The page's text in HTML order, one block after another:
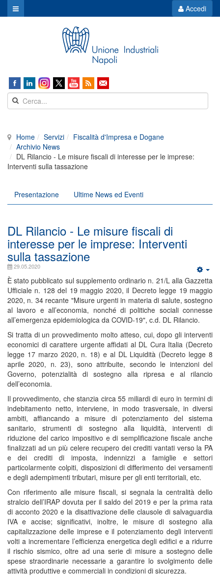
Accedi
Home Servizi
Fiscalità d'Impresa e Dogane
Archivio News
DL Rilancio - Le misure fiscali di interesse per le imprese:
Interventi sulla tassazione
Presentazione Ultime News ed Eventi
DL Rilancio - Le misure fiscali di
interesse per le imprese: Interventi
sulla tassazione
29.05.2020
È stato pubblicato sul supplemento ordinario n. 21/L alla Gazzetta
Ufficiale n. 128 del 19 maggio 2020, il Decreto legge 19 maggio
2020, n. 34 recante "Misure urgenti in materia di salute, sostegno
al lavoro e all’economia, nonché di politiche sociali connesse
all’emergenza epidemiologica da COVID-19", c.d. DL Rilancio.
Si tratta di un provvedimento molto atteso, cui, dopo gli interventi
economici di carattere urgente affidati al DL Cura Italia (Decreto
legge 17 marzo 2020, n. 18) e al DL Liquidità (Decreto legge 8
aprile 2020, n. 23), sono attribuite, secondo le intenzioni del
Governo, potenzialità di sostegno alla ripresa e al rilancio
dell’economia.
Il provvedimento, che stanzia circa 55 miliardi di euro in termini di
indebitamento netto, interviene, in modo trasversale, in diversi
ambiti, affiancando a misure di potenziamento del sistema
sanitario, strumenti di sostegno alla liquidità, interventi di
riduzione del carico impositivo e di semplificazione fiscale anche
finalizzati ad un più celere recupero dei crediti vantati verso la PA
e dei crediti di imposta, indennizzi a famiglie e settori
particolarmente colpiti, disposizioni di differimento dei versamenti
e degli adempimenti tributari, misure per gli enti territoriali, etc.
Con riferimento alle misure fiscali, si segnala la centralità dello
stralcio dell’IRAP dovuta per il saldo del 2019 e per la prima rata
di acconto 2020 e la disattivazione delle clausole di salvaguardia
IVA e accise; significativi, inoltre, le misure di sostegno alla
capitalizzazione delle imprese e il potenziamento degli interventi
volti a incrementare l’efficienza energetica degli edifici e a ridurre
il rischio sismico, oltre ad una serie di misure a sostegno delle
spese straordinarie necessarie a garantire lo svolgimento delle
attività produttive e commerciali in condizioni di sicurezza.